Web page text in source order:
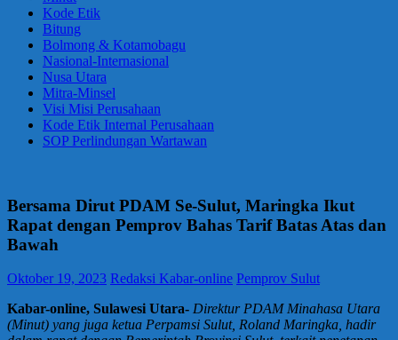
Kode Etik
Bitung
Bolmong & Kotamobagu
Nasional-Internasional
Nusa Utara
Mitra-Minsel
Visi Misi Perusahaan
Kode Etik Internal Perusahaan
SOP Perlindungan Wartawan
Bersama Dirut PDAM Se-Sulut, Maringka Ikut
Rapat dengan Pemprov Bahas Tarif Batas Atas dan
Bawah
Oktober 19, 2023 Redaksi Kabar-online Pemprov Sulut
Kabar-online, Sulawesi Utara- Direktur PDAM Minahasa Utara
(Minut) yang juga ketua Perpamsi Sulut, Roland Maringka, hadir